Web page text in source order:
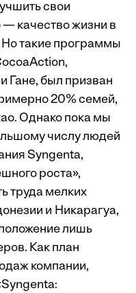
свои
— качество жизни в
Но такие программы
Гане, был призван
20% семей,
Однако пока мы
числу людей
Syngenta,
роста»,
труда мелких
и Никарагуа,
лишь
Как план
компании,